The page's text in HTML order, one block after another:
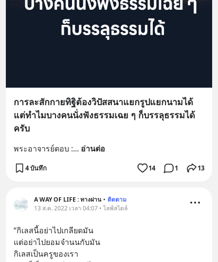
การละสักกายทิฐิต้องวิปัสสนาแยกรูปแยกนามได้
แต่ทำไมบางคนนั่งฟังธรรมเฉย ๆ ก็บรรลุธรรมได้
ครับ
พระอาจารย์ตอบ :... อ่านต่อ
4 บันทึก 14 1 13
A WAY OF LIFE : ทางผ่าน • ติดตาม
13 ส.ค. 2022 เวลา 04:07 • ไลฟ์สไตล์
“กิเลสนี้อย่าไปเกลียดมัน
แต่อย่าไปยอมจำนนกับมัน
กิเลสเป็นครูของเรา